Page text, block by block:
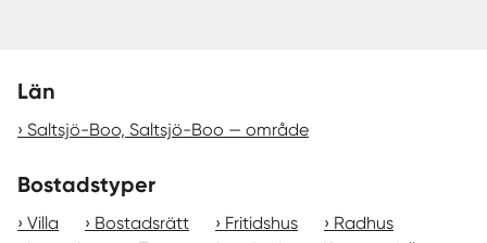
Län
Saltsjö-Boo, Saltsjö-Boo — område
Bostadstyper
Villa Bostadsrätt Fritidshus
Radhus